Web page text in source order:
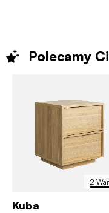
Polecamy
2
Kuba